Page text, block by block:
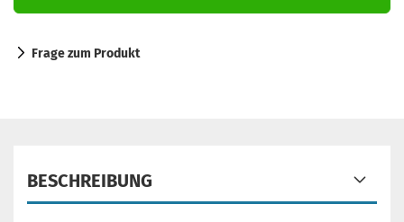
Frage zum Produkt
BESCHREIBUNG